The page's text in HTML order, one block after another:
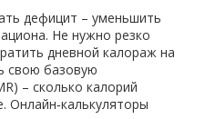
дефицит – уменьшить
Не нужно резко
дневной калораж на
свою базовую
– сколько калорий
Онлайн‑калькуляторы